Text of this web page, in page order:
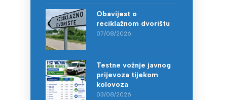
Obavijest o
reciklažnom dvorištu
07/08/2026
Testne vožnje javnog
prijevoza tijekom
kolovoza
03/08/2026